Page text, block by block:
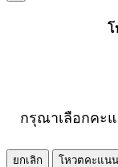
โ
กรุณาเลือกคะ
ยกเลิก
โหวตคะแนน